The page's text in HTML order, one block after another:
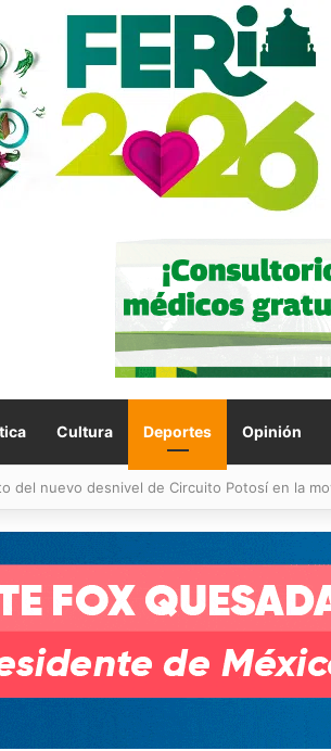
Cultura Deportes Opinión
del 50 % en incendios forestales y de